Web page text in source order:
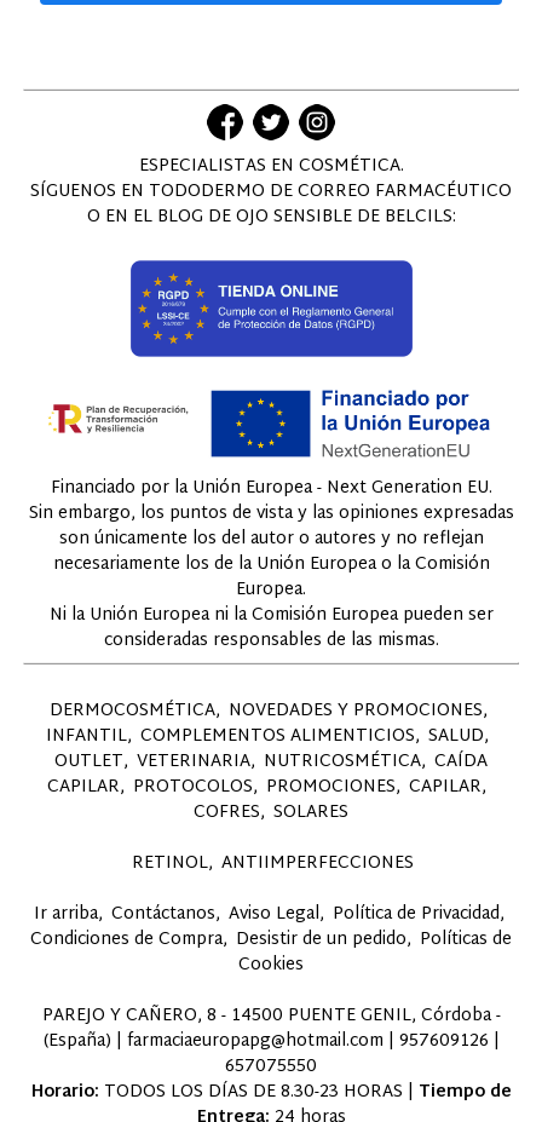
ESPECIALISTAS EN COSMÉTICA.
SÍGUENOS EN TODODERMO DE CORREO FARMACÉUTICO
O EN EL BLOG DE OJO SENSIBLE DE BELCILS:
Financiado por la Unión Europea - Next Generation EU.
Sin embargo, los puntos de vista y las opiniones expresadas
son únicamente los del autor o autores y no reflejan
necesariamente los de la Unión Europea o la Comisión
Europea.
Ni la Unión Europea ni la Comisión Europea pueden ser
consideradas responsables de las mismas.
DERMOCOSMÉTICA NOVEDADES Y PROMOCIONES
INFANTIL COMPLEMENTOS ALIMENTICIOS SALUD
OUTLET VETERINARIA NUTRICOSMÉTICA CAÍDA
CAPILAR PROTOCOLOS PROMOCIONES CAPILAR
COFRES SOLARES
RETINOL ANTIIMPERFECCIONES
Ir arriba Contáctanos Aviso Legal Política de Privacidad
Condiciones de Compra Desistir de un pedido Políticas de
Cookies
PAREJO Y CAÑERO, 8 - 14500 PUENTE GENIL, Córdoba -
(España) | farmaciaeuropapg@hotmail.com | 957609126 |
657075550
Horario: TODOS LOS DÍAS DE 8.30-23 HORAS | Tiempo de